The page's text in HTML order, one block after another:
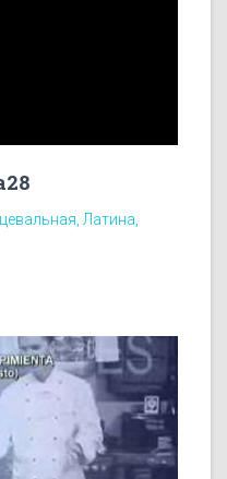
Латина,